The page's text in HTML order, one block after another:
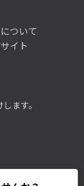
ついて
イト
ます。